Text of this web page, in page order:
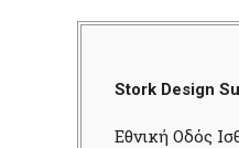
Stork Design
Εθνική Οδός